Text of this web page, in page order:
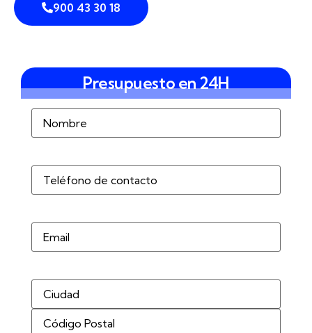
900 43 30 18
Presupuesto en 24H
Nombre
Teléfono(Obligatorio)
Correo
electrónico
Dirección